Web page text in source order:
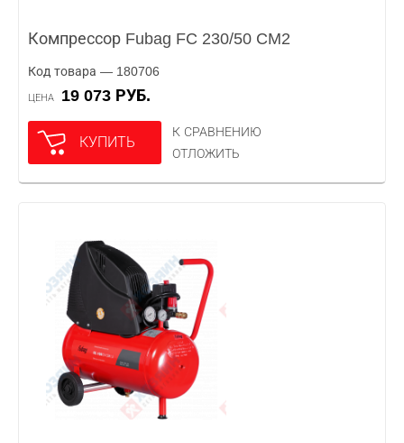
Компрессор Fubag FC 230/50 CM2
Код товара — 180706
ЦЕНА 19 073 РУБ.
КУПИТЬ
К СРАВНЕНИЮ
ОТЛОЖИТЬ